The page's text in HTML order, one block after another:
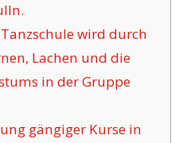
wird durch
Lachen und die
in der Gruppe
gängiger Kurse in